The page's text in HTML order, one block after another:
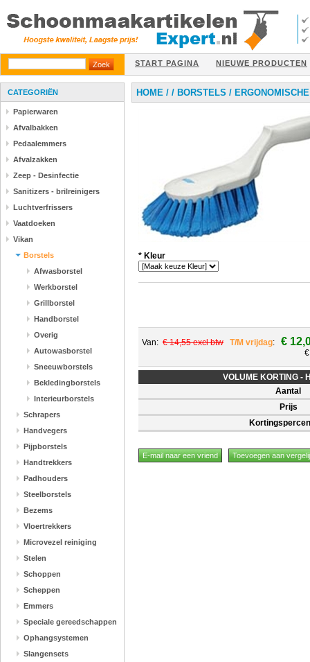
START PAGINA NIEUWE PRODUCTEN
CATEGORIËN
Papierwaren
Afvalbakken
Pedaalemmers
Afvalzakken
Zeep - Desinfectie
Sanitizers - brilreinigers
Luchtverfrissers
Vaatdoeken
Vikan
Borstels
Afwasborstel
Werkborstel
Grillborstel
Handborstel
Overig
Autowasborstel
Sneeuwborstels
Bekledingborstels
Interieurborstels
Schrapers
Handvegers
Pijpborstels
Handtrekkers
Padhouders
Steelborstels
Bezems
Vloertrekkers
Microvezel reiniging
Stelen
Schoppen
Scheppen
Emmers
Speciale gereedschappen
Ophangsystemen
Slangensets
HOME / / BORSTELS /
* Kleur
Van: € 14,55 excl btw T/M vrijdag: €
VOLUME KORTING -
Aantal
Prijs